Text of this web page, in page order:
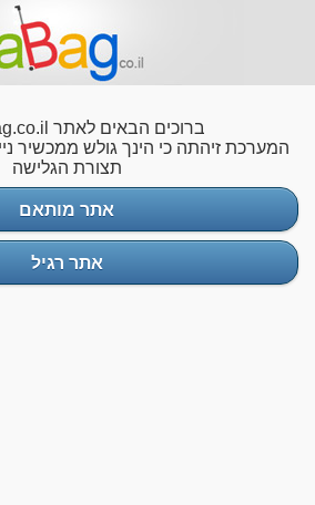
ברוכים הבאים לאתר www.abag.co.il
המערכת זיהתה כי הינך גולש ממכשיר
תצורת הגלישה
אתר מותאם
אתר רגיל